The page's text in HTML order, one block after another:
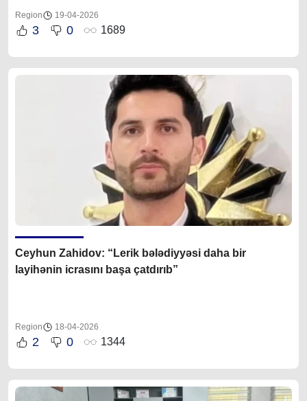
Region 19-04-2026
3 0 1689
Ceyhun Zahidov: “ Lerik bələdiyyəsi daha bir
layihənin icrasını başa çatdırıb”
Region 18-04-2026
2 0 1344